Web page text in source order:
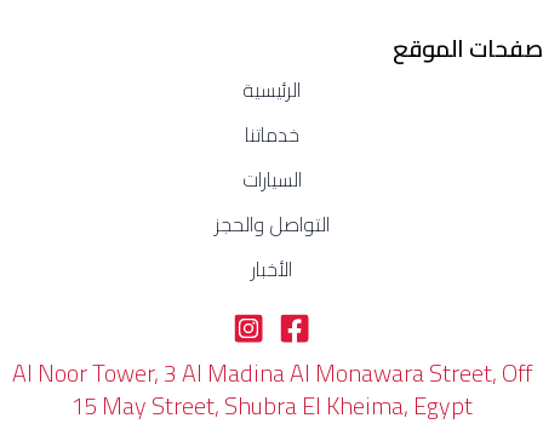
صفحات الموقع
الرئيسية
خدماتنا
السيارات
التواصل والحجز
الأخبار
Al Noor Tower, 3 Al Madina Al Monawara Street, Off
15 May Street, Shubra El Kheima, Egypt